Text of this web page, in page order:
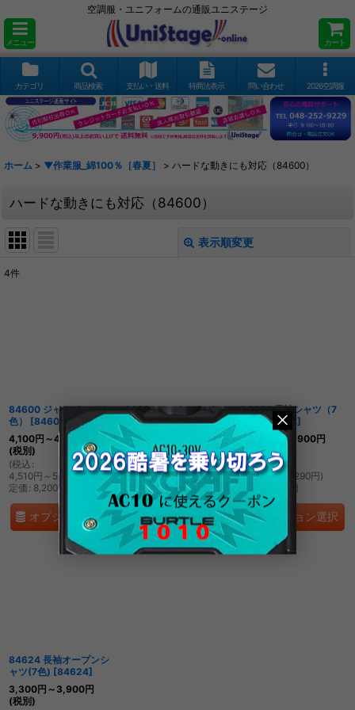
空調服・ユニフォームの通販ユニステージ
メニュー カート
カテゴリ 商品検索 支払い・送料 特商法表示 問い合わせ 2026空調服
ホーム > ▼作業服_綿100％［春夏］ > ハードな動きにも対応（84600）
ハードな動きにも対応（84600）
表示順変更
4件
84600 ジャンパー（4
色）
[84600
4,100円 ～4,700
(税別)
(税込 :
4,510円 ～5,170円)
定価 : 8,200円
オプション選択
80601 ツータックパン
ツ（7色） [80601]
3,150
(税別)
( 税込:
3,465円～3,905円)
: 6,300円
オプション選択
84604 長袖シャツ（7
[84604]
3,300
～3,900円
(税別)
(税込:
3,630円～4,290円)
円
オプション選択
84624 長袖オープンシ
ャツ(7色) [84624]
3,300円 ～3,900円
(税別)